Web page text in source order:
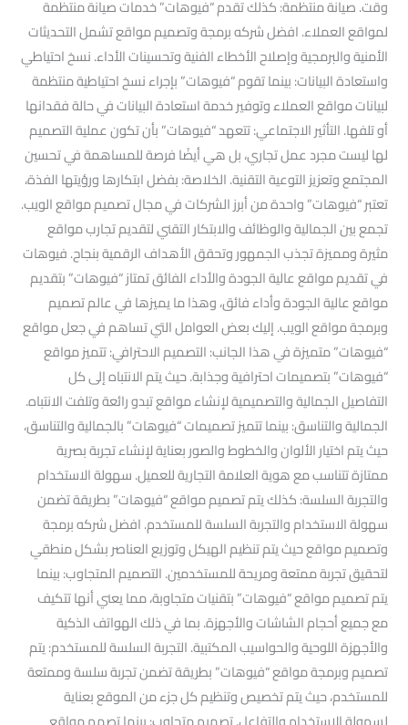
وقت. صيانة منتظمة: كذلك تقدم “فيوهات” خدمات صيانة منتظمة
لمواقع العملاء. افضل شركه برمجة وتصميم مواقع تشمل التحديثات
الأمنية والبرمجية وإصلاح الأخطاء الفنية وتحسينات الأداء. نسخ احتياطي
واستعادة البيانات: بينما تقوم “فيوهات” بإجراء نسخ احتياطية منتظمة
لبيانات مواقع العملاء وتوفير خدمة استعادة البيانات في حالة فقدانها
أو تلفها. التأثير الاجتماعي: تتعهد “فيوهات” بأن تكون عملية التصميم
لها ليست مجرد عمل تجاري، بل هي أيضًا فرصة للمساهمة في تحسين
المجتمع وتعزيز التوعية التقنية. الخلاصة: بفضل ابتكارها ورؤيتها الفذة،
تعتبر “فيوهات” واحدة من أبرز الشركات في مجال تصميم مواقع الويب.
تجمع بين الجمالية والوظائف والابتكار التقني لتقديم تجارب مواقع
مثيرة ومميزة تجذب الجمهور وتحقق الأهداف الرقمية بنجاح. فيوهات
في تقديم مواقع عالية الجودة والأداء الفائق تمتاز “فيوهات” بتقديم
مواقع عالية الجودة وأداء فائق، وهذا ما يميزها في عالم تصميم
وبرمجة مواقع الويب. إليك بعض العوامل التي تساهم في جعل مواقع
“فيوهات” متميزة في هذا الجانب: التصميم الاحترافي: تتميز مواقع
“فيوهات” بتصميمات احترافية وجذابة. حيث يتم الانتباه إلى كل
التفاصيل الجمالية والتصميمية لإنشاء مواقع تبدو رائعة وتلفت الانتباه.
الجمالية والتناسق: بينما تتميز تصميمات “فيوهات” بالجمالية والتناسق،
حيث يتم اختيار الألوان والخطوط والصور بعناية لإنشاء تجربة بصرية
ممتازة تتناسب مع هوية العلامة التجارية للعميل. سهولة الاستخدام
والتجربة السلسة: كذلك يتم تصميم مواقع “فيوهات” بطريقة تضمن
سهولة الاستخدام والتجربة السلسة للمستخدم. افضل شركه برمجة
وتصميم مواقع حيث يتم تنظيم الهيكل وتوزيع العناصر بشكل منطقي
لتحقيق تجربة ممتعة ومريحة للمستخدمين. التصميم المتجاوب: بينما
يتم تصميم مواقع “فيوهات” بتقنيات متجاوبة، مما يعني أنها تتكيف
مع جميع أحجام الشاشات والأجهزة. بما في ذلك الهواتف الذكية
والأجهزة اللوحية والحواسيب المكتبية. التجربة السلسة للمستخدم: يتم
تصميم وبرمجة مواقع “فيوهات” بطريقة تضمن تجربة سلسة وممتعة
للمستخدم، حيث يتم تخصيص وتنظيم كل جزء من الموقع بعناية